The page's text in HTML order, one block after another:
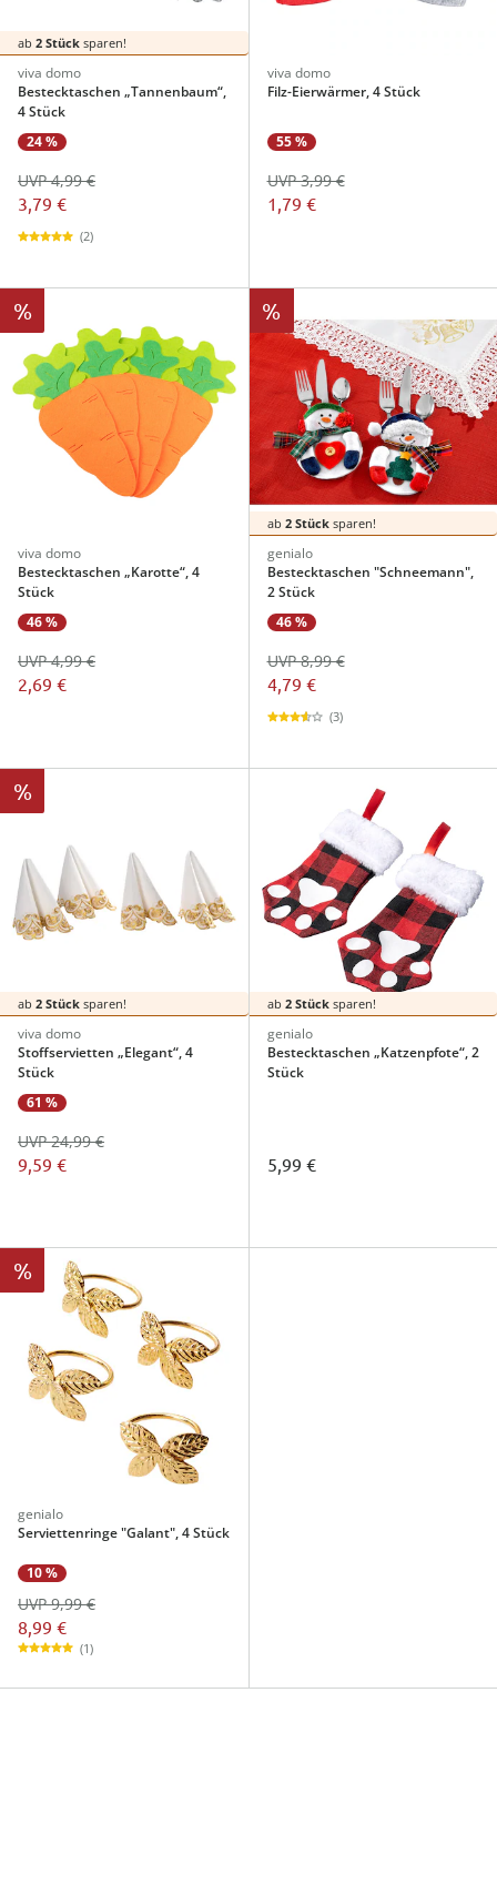
ab 2 Stück sparen!
viva domo
Bestecktaschen „Tannenbaum“,
4 Stück
24 %
3,79 €
UVP 4,99 €
(2)
viva domo
Filz-Eierwärmer, 4 Stück
55 %
1,79 €
UVP 3,99 €
%
viva domo
Bestecktaschen „Karotte“, 4
Stück
46 %
2,69 €
UVP 4,99 €
%
ab 2 Stücksparen!
genialo
Bestecktaschen "Schneemann",
2 Stück
46 %
4,79 €
UVP 8,99 €
(3)
%
ab 2 Stück sparen!
viva domo
Stoffservietten „Elegant“, 4
Stück
61 %
9,59 €
UVP 24,99 €
ab 2 Stücksparen!
genialo
Bestecktaschen ­„Katzenpfote“, 2
Stück
5,99 €
%
genialo
Serviettenringe "Galant", 4 Stück
10 %
8,99 €
UVP 9,99 €
(1)